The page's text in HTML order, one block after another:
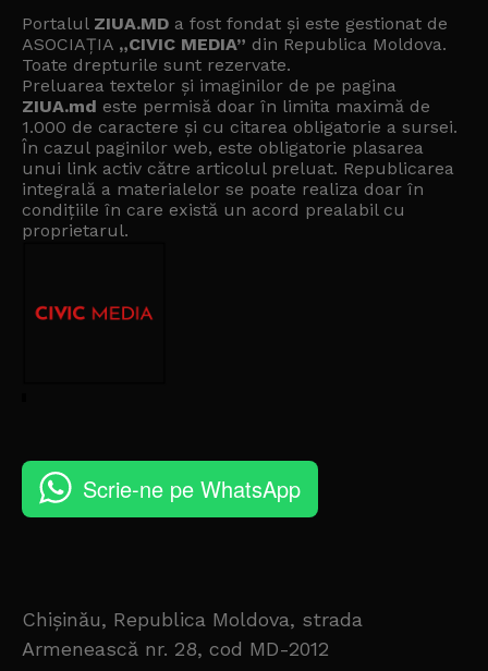
Portalul ZIUA.MD a fost fondat și este gestionat de
ASOCIAȚIA „CIVIC MEDIA” din Republica Moldova.
Toate drepturile sunt rezervate.
Preluarea textelor și imaginilor de pe pagina
ZIUA.md este permisă doar în limita maximă de
1.000 de caractere și cu citarea obligatorie a sursei.
În cazul paginilor web, este obligatorie plasarea
unui link activ către articolul preluat. Republicarea
integrală a materialelor se poate realiza doar în
condițiile în care există un acord prealabil cu
proprietarul.
Scrie-ne pe WhatsApp
Chișinău, Republica Moldova, strada
Armenească nr. 28, cod MD-2012